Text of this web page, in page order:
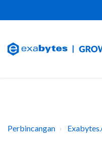
Perbincangan